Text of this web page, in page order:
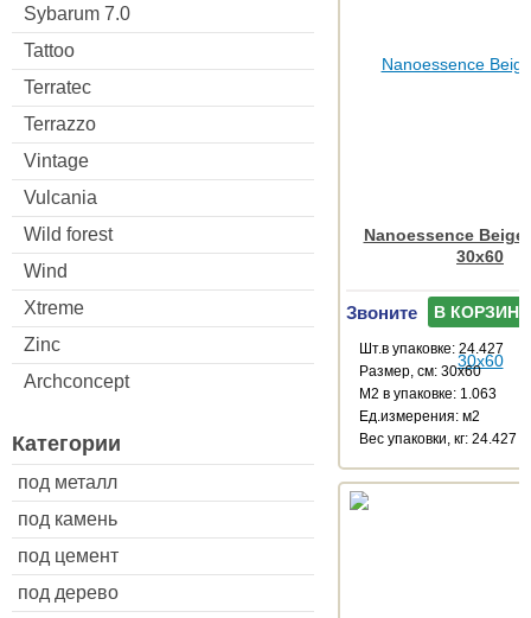
Sybarum 7.0
Tattoo
Terratec
Terrazzo
Vintage
Vulcania
Wild forest
Wind
Xtreme
Zinc
Archconcept
Категории
под металл
под камень
под цемент
под дерево
Nanoessence Beige
30x60
Звоните В КОРЗИНУ
Шт.в упаковке: 24.427
Размер, см: 30x60
М2 в упаковке: 1.063
Ед.измерения: м2
Веc упаковки, кг: 24.427